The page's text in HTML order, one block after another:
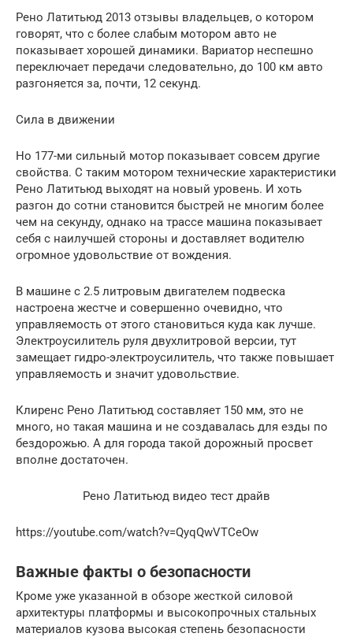
Рено Латитьюд 2013 отзывы владельцев, о котором
говорят, что с более слабым мотором авто не
показывает хорошей динамики. Вариатор неспешно
переключает передачи следовательно, до 100 км авто
разгоняется за, почти, 12 секунд.
Сила в движении
Но 177-ми сильный мотор показывает совсем другие
свойства. С таким мотором технические характеристики
Рено Латитьюд выходят на новый уровень. И хоть
разгон до сотни становится быстрей не многим более
чем на секунду, однако на трассе машина показывает
себя с наилучшей стороны и доставляет водителю
огромное удовольствие от вождения.
В машине с 2.5 литровым двигателем подвеска
настроена жестче и совершенно очевидно, что
управляемость от этого становиться куда как лучше.
Электроусилитель руля двухлитровой версии, тут
замещает гидро-электроусилитель, что также повышает
управляемость и значит удовольствие.
Клиренс Рено Латитьюд составляет 150 мм, это не
много, но такая машина и не создавалась для езды по
бездорожью. А для города такой дорожный просвет
вполне достаточен.
Рено Латитьюд видео тест драйв
https://youtube.com/watch?v=QyqQwVTCeOw
Важные факты о безопасности
Кроме уже указанной в обзоре жесткой силовой
архитектуры платформы и высокопрочных стальных
материалов кузова высокая степень безопасности